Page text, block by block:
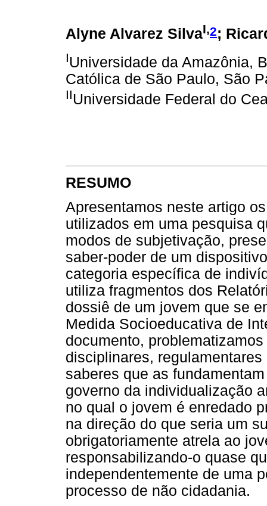
Alyne Alvarez SilvaI,2;
IUniversidade da Amazônia,
Católica de São Paulo, São
IIUniversidade Federal do
RESUMO
Apresentamos neste artigo
utilizados em uma pesquisa
modos de subjetivação,
saber-poder de um
categoria específica de
utiliza fragmentos dos
dossiê de um jovem que se
Medida Socioeducativa de
documento,
disciplinares,
saberes que as
governo da individualização
no qual o jovem é enredado
na direção do que seria um
obrigatoriamente atrela ao
responsabilizando-o quase
independentemente de uma
processo de não cidadania.